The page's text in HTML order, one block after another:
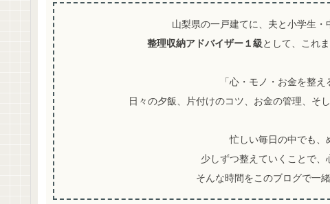
山梨県の一戸建てに、夫と小学生・
整理収納アドバイザー１級として、これ
「心・モノ・お金を整え
日々の夕飯、片付けのコツ、お金の管理、そ
忙しい毎日の中でも、
少しずつ整えていくことで、
そんな時間をこのブログで一